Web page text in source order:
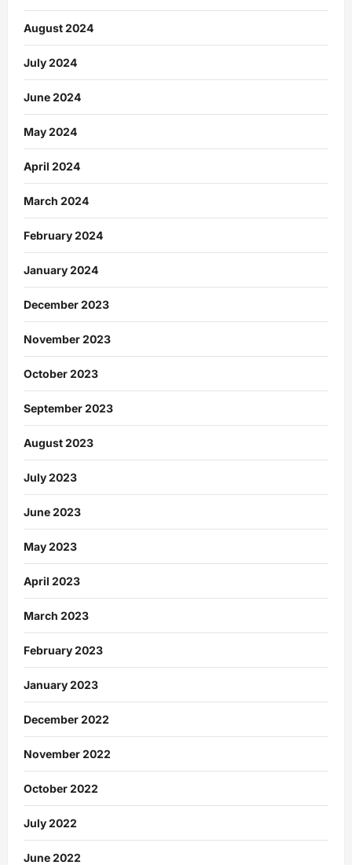
August 2024
July 2024
June 2024
May 2024
April 2024
March 2024
February 2024
January 2024
December 2023
November 2023
October 2023
September 2023
August 2023
July 2023
June 2023
May 2023
April 2023
March 2023
February 2023
January 2023
December 2022
November 2022
October 2022
July 2022
June 2022